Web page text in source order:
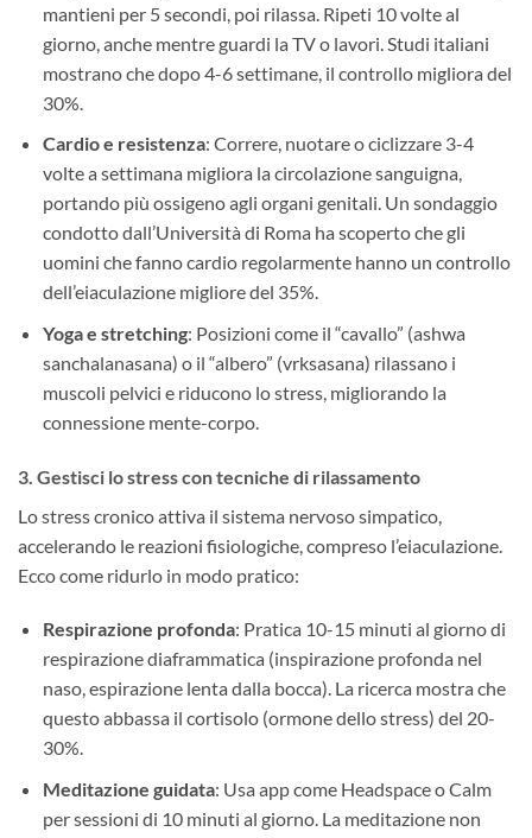
mantieni per 5 secondi, poi rilassa. Ripeti 10 volte al
giorno, anche mentre guardi la TV o lavori. Studi italiani
mostrano che dopo 4-6 settimane, il controllo migliora del
30%.
Cardio e resistenza: Correre, nuotare o ciclizzare 3-4
volte a settimana migliora la circolazione sanguigna,
portando più ossigeno agli organi genitali. Un sondaggio
condotto dall’Università di Roma ha scoperto che gli
uomini che fanno cardio regolarmente hanno un controllo
dell’eiaculazione migliore del 35%.
Yoga e stretching: Posizioni come il “cavallo” (ashwa
sanchalanasana) o il “albero” (vrksasana) rilassano i
muscoli pelvici e riducono lo stress, migliorando la
connessione mente-corpo.
3. ​ Gestisci lo stress con tecniche di rilassamento
Lo stress cronico attiva il sistema nervoso simpatico,
accelerando le reazioni fisiologiche, compreso l’eiaculazione.
Ecco come ridurlo in modo pratico:
Respirazione profonda: Pratica 10-15 minuti al giorno di
respirazione diaframmatica (inspirazione profonda nel
naso, espirazione lenta dalla bocca). La ricerca mostra che
questo abbassa il cortisolo (ormone dello stress) del 20-
30%.
Meditazione guidata: Usa app come Headspace o Calm
per sessioni di 10 minuti al giorno. La meditazione non